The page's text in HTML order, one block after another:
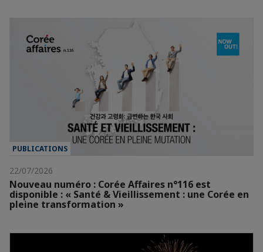
PUBLICATIONS
22/07/2026
Nouveau numéro : Corée Affaires n°116 est
disponible : « Santé & Vieillissement : une Corée en
pleine transformation »